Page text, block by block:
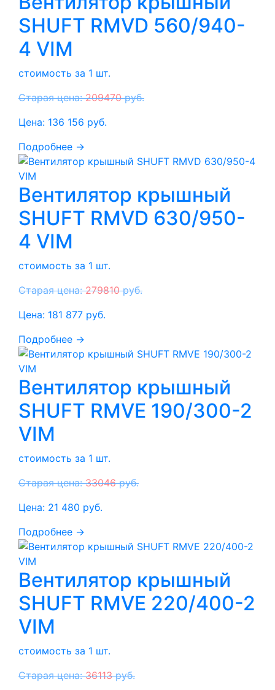
SHUFT RMVD 560/940-
4 VIM
стоимость за 1 шт.
Старая цена:209470руб.
Цена: 136 156 руб.
Подробнее →
Вентилятор крышный
SHUFT RMVD 630/950-
4 VIM
стоимость за 1 шт.
Старая цена:279810руб.
Цена: 181 877 руб.
Подробнее →
Вентилятор крышный
SHUFT RMVE 190/300-2
VIM
стоимость за 1 шт.
Старая цена:33046руб.
Цена: 21 480 руб.
Подробнее →
Вентилятор крышный
SHUFT RMVE 220/400-2
VIM
стоимость за 1 шт.
Старая цена:36113руб.